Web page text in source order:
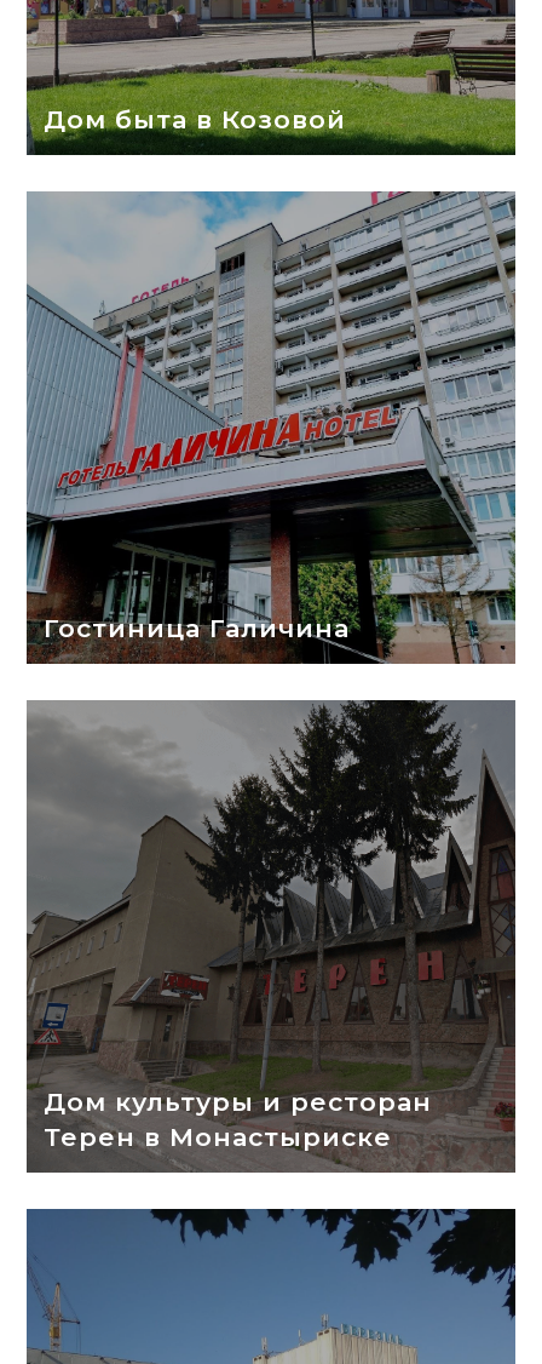
Дом быта в Козовой
Гостиница Галичина
Дом культуры и ресторан
Терен в Монастыриске